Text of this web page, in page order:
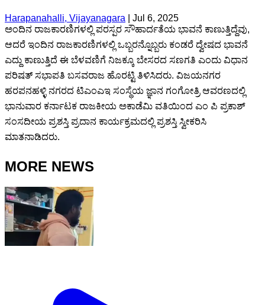
Harapanahalli, Vijayanagara
Jul 6, 2025
ಅಂದಿನ ರಾಜಕಾರಣಿಗಳಲ್ಲಿ ಪರಸ್ಪರ ಸೌಹಾರ್ದತೆಯ ಭಾವನೆ ಕಾಣುತ್ತಿದ್ದೆವು,
ಆದರೆ ಇಂದಿನ ರಾಜಕಾರಣಿಗಳಲ್ಲಿ ಒಬ್ಬರನ್ನೊಬ್ಬರು ಕಂಡರೆ ದ್ವೇಷದ ಭಾವನೆ
ಎದ್ದು ಕಾಣುತ್ತಿದೆ ಈ ಬೆಳವಣಿಗೆ ನಿಜಕ್ಕೂ ಬೇಸರದ ಸಣಗತಿ ಎಂದು ವಿಧಾನ
ಪರಿಷತ್ ಸಭಾಪತಿ ಬಸವರಾಜ ಹೊರಟ್ಟಿ ತಿಳಿಸಿದರು. ವಿಜಯನಗರ
ಹರಪನಹಳ್ಳಿ ನಗರದ ಟಿಎಂಎಇ ಸಂಸ್ಥೆಯ ಜ್ಞಾನ ಗಂಗೋತ್ರಿ ಆವರಣದಲ್ಲಿ
ಭಾನುವಾರ ಕರ್ನಾಟಕ ರಾಜಕೀಯ ಅಕಾಡೆಮಿ ವತಿಯಿಂದ ಎಂ ಪಿ ಪ್ರಕಾಶ್
ಸಂಸದೀಯ ಪ್ರಶಸ್ತಿ ಪ್ರದಾನ ಕಾರ್ಯಕ್ರಮದಲ್ಲಿ ಪ್ರಶಸ್ತಿ ಸ್ವೀಕರಿಸಿ
ಮಾತನಾಡಿದರು.
MORE NEWS